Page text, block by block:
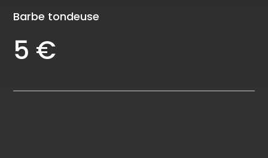
Barbe tondeuse
5 €